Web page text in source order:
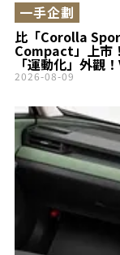
比「Corolla
Compact」上市
「運動化」外
登場
一手企劃
2026-08-09